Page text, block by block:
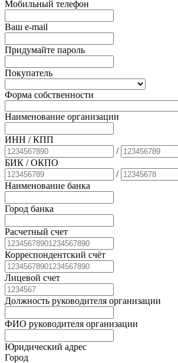
Мобильный телефон
Ваш e-mail
Придумайте пароль
Покупатель
Форма собственности
Наименование организации
ИНН / КПП
/
БИК / ОКПО
/
Наименование банка
Город банка
Расчетный счет
Корреспондентский счёт
Лицевой счет
Должность руководителя организации
ФИО руководителя организации
Юридический адрес
Город